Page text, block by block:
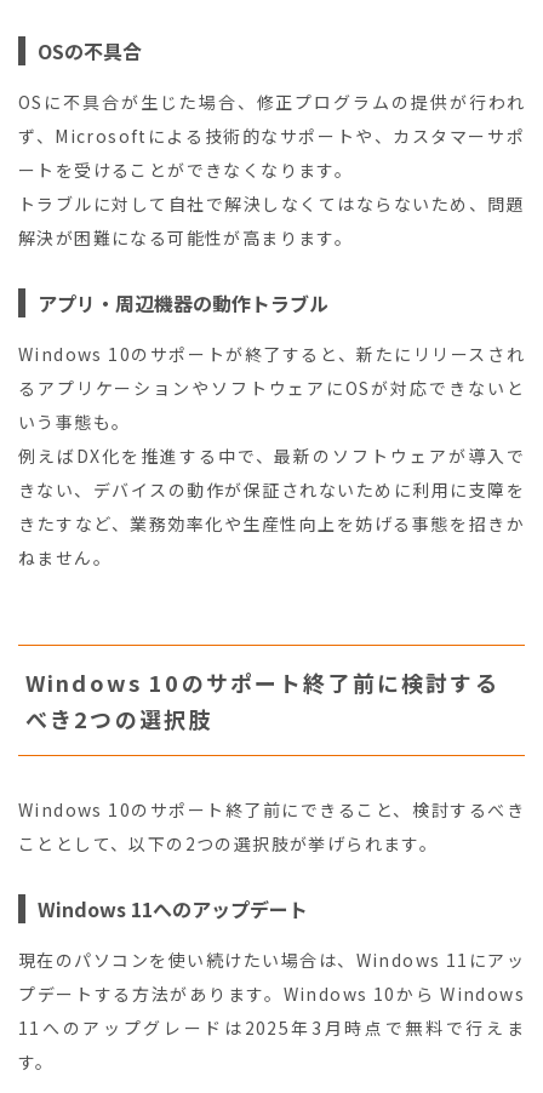
OSの不具合
OSに不具合が生じた場合、修正プログラムの提供が行われ
ず、Microsoftによる技術的なサポートや、カスタマーサポ
ートを受けることができなくなります。
トラブルに対して自社で解決しなくてはならないため、問題
解決が困難になる可能性が高まります。
アプリ・周辺機器の動作トラブル
Windows 10のサポートが終了すると、新たにリリースされ
るアプリケーションやソフトウェアにOSが対応できないと
いう事態も。
例えばDX化を推進する中で、最新のソフトウェアが導入で
きない、デバイスの動作が保証されないために利用に支障を
きたすなど、業務効率化や生産性向上を妨げる事態を招きか
ねません。
Windows 10のサポート終了前に検討する
べき2つの選択肢
Windows 10のサポート終了前にできること、検討するべき
こととして、以下の2つの選択肢が挙げられます。
Windows 11へのアップデート
現在のパソコンを使い続けたい場合は、Windows 11にアッ
プデートする方法があります。Windows 10から Windows
11へのアップグレードは2025年3月時点で無料で行えま
す。